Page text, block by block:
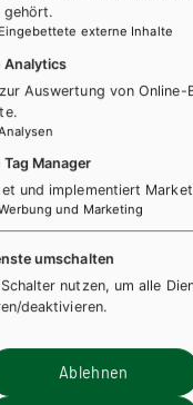
UND POLITISCHE BILDUNG
Geschichte und
zu unseren
gehört.
Eingebettete externe Inhalte
Analytics
Auswertung von Online-
Manager
und implementiert
und Marketing
umschalten
nutzen, um alle
deaktivieren.
Ablehnen